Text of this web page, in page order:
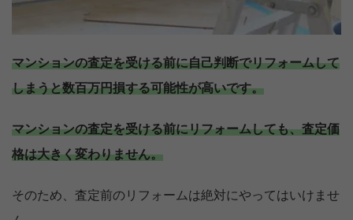
マンションの査定を受ける前に自己判断でリフォームして
しまうと数百万円損する可能性が高いです。
マンションの査定を受ける前にリフォームしても、査定価
格は大きく変わりません。
そのため、査定前のリフォームは絶対にやってはいけませ